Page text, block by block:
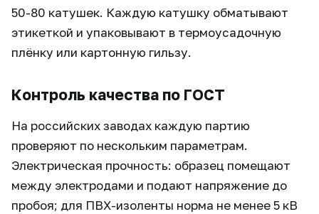
50-80 катушек. Каждую катушку обматывают
этикеткой и упаковывают в термоусадочную
плёнку или картонную гильзу.
Контроль качества по ГОСТ
На российских заводах каждую партию
проверяют по нескольким параметрам.
Электрическая прочность: образец помещают
между электродами и подают напряжение до
пробоя; для ПВХ-изоленты норма не менее 5 кВ